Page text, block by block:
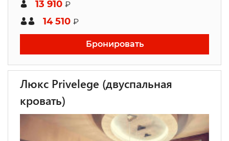
13 910 ₽
14 510 ₽
Бронировать
Люкс Privelege (двуспальная
кровать)